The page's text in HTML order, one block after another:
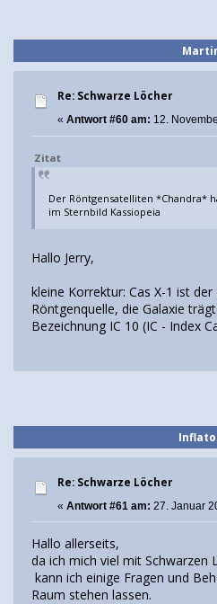
Re: Schwarze Löcher
« Antwort #60 am: 12.
Zitat
Der Röntgensatelliten *Chandra*
im Sternbild Kassiopeia
Hallo Jerry,
kleine Korrektur: Cas X-1 ist
Röntgenquelle, die Galaxie
Bezeichnung IC 10 (IC - Index
Re: Schwarze Löcher
« Antwort #61 am: 27. Januar
Hallo allerseits,
da ich mich viel mit Schwarzen
kann ich einige Fragen und
Raum stehen lassen.